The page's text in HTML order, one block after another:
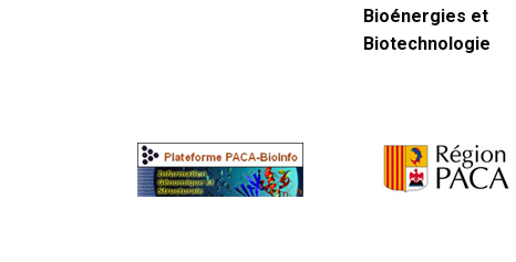
Bioénergies et
Biotechnologie